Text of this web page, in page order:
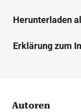
Herunterladen
Erklärung zum
Autoren